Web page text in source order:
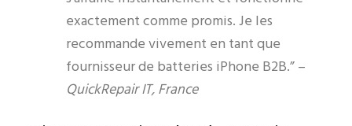
exactement comme promis. Je les
recommande vivement en tant que
fournisseur de batteries iPhone B2B.” –
QuickRepair IT, France